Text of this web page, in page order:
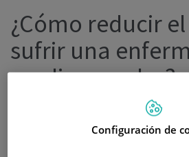
¿Cómo reducir
sufrir una
cardiovascular?
Dra. Lucia Pañeda Delgado,
El riesgo de sufrir unaConfiguración de